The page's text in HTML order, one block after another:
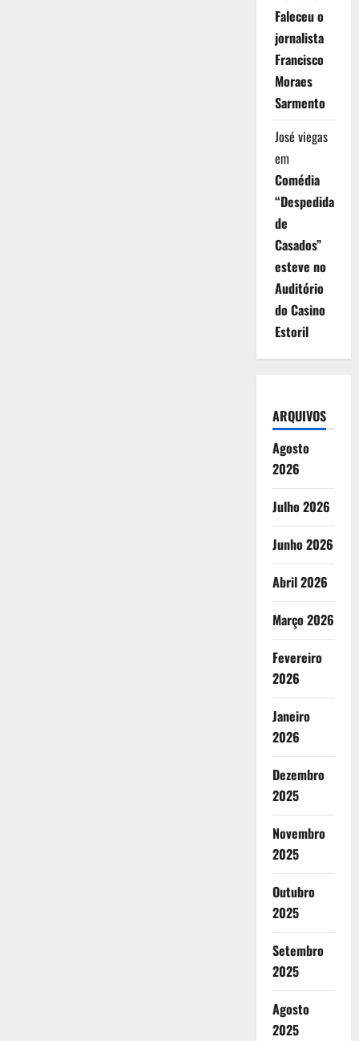
Faleceu o
jornalista
Francisco
Moraes
Sarmento
José viegas
em
Comédia
“Despedida
de
Casados”
esteve no
Auditório
do Casino
Estoril
ARQUIVOS
Agosto
2026
Julho 2026
Junho 2026
Abril 2026
Março 2026
Fevereiro
2026
Janeiro
2026
Dezembro
2025
Novembro
2025
Outubro
2025
Setembro
2025
Agosto
2025